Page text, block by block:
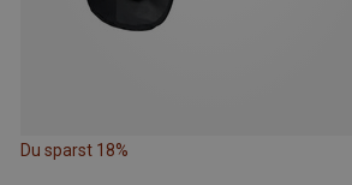
Du sparst 18%